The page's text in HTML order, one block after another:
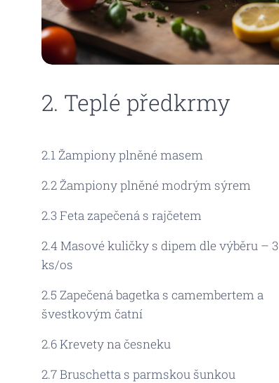
2. Teplé předkrmy
2.1 Žampiony plněné masem
2.2 Žampiony plněné modrým sýrem
2.3 Feta zapečená s rajčetem
2.4 Masové kuličky s dipem dle výběru – 3
ks/os
2.5 Zapečená bagetka s camembertem a
švestkovým čatní
2.6 Krevety na česneku
2.7 Bruschetta s parmskou šunkou